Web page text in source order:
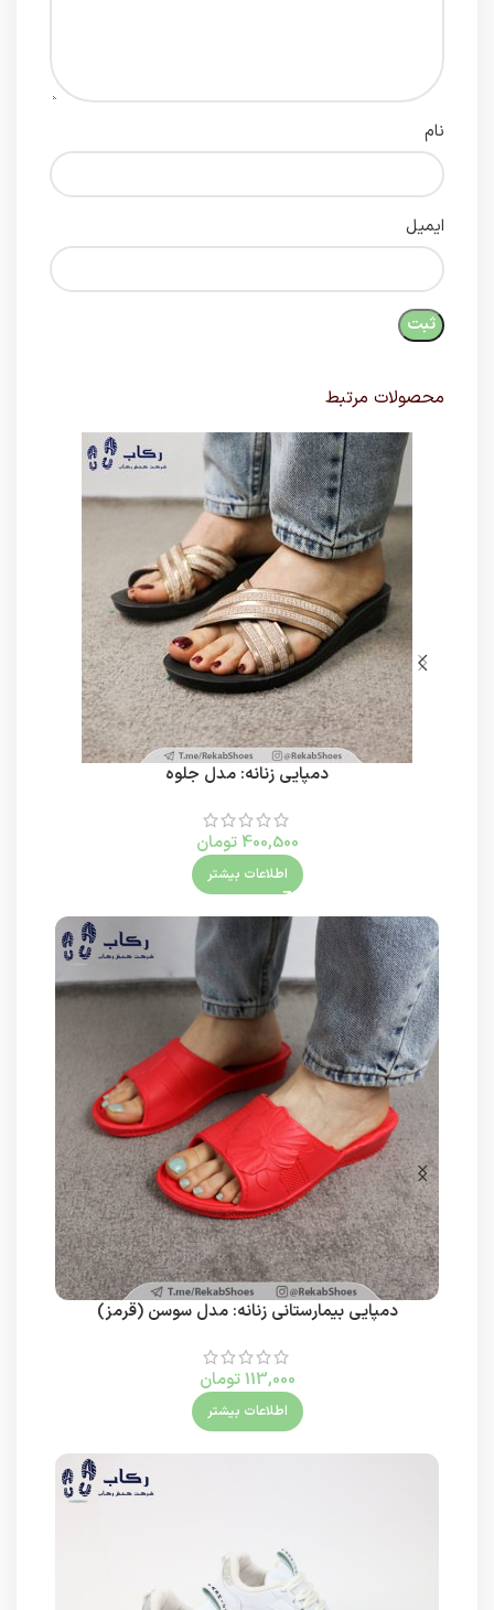
نام
ایمیل
محصولات مرتبط
دمپایی زنانه: مدل جلوه
400,500 تومان
اطلاعات بیشتر
دمپایی بیمارستانی زنانه: مدل سوسن (قرمز)
113,000تومان
اطلاعات بیشتر